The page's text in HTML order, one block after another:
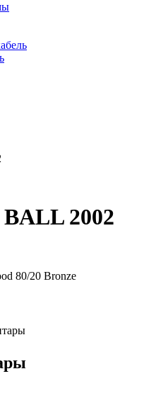
2002
80/20 Bronze